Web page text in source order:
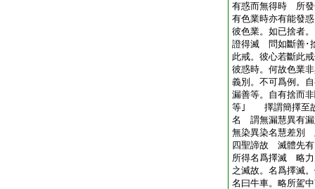
有惑而無得時 所發
有色業時亦有能發
彼色業。如已捨者
證得滅 問如斷善･
此戒。彼心若斷此
彼惑時。何故色業
義別。不可爲例。
漏善等。自有捨而
等｣ 擇謂簡擇至故
名 謂無漏慧異有
無染異染名慧差別
四聖諦故 滅體先有
所得名爲擇滅 略力
之滅故。名爲擇滅
名曰牛車。略所駕